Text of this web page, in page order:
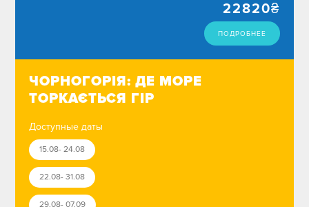
22820₴
ПОДРОБНЕЕ
ЧОРНОГОРІЯ: ДЕ МОРЕ
ТОРКАЄТЬСЯ ГІР
Доступные даты
15.08- 24.08
22.08- 31.08
29.08- 07.09